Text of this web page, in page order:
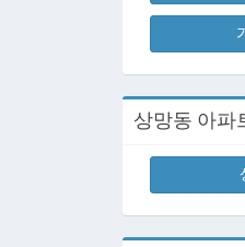
상망동 아파